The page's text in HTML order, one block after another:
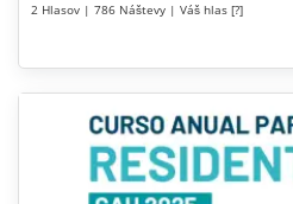
2 Hlasov | 786 Náštevy | Váš hlas [?]